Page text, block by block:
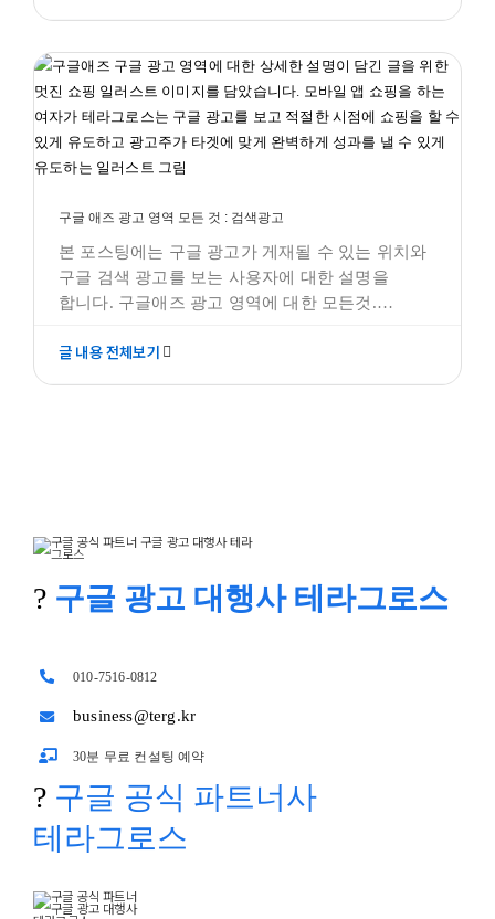
중요한 개념들이며,
구글 애즈 광고 영역 모든 것 : 검색광고
본 포스팅에는 구글 광고가 게재될 수 있는 위치와
구글 검색 광고를 보는 사용자에 대한 설명을
합니다. 구글애즈 광고 영역에 대한 모든것.
엔진' 기반 서비스입니다. 구글의 검색 키워드
글 내용 전체보기
? 구글 광고 대행사 테라그로스
010-7516-0812
business@terg.kr
30분 무료 컨설팅 예약
? 구글 공식 파트너사
테라그로스